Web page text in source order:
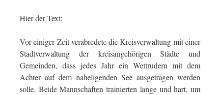
Hier der Text:
Vor einiger Zeit verabredete die Kreisverwaltung mit einer
Stadtverwaltung der kreisangehörigen Städte und
Gemeinden, dass jedes Jahr ein Wettrudern mit dem
Achter auf dem naheligenden See ausgetragen werden
solle. Beide Mannschaften trainierten lange und hart, um